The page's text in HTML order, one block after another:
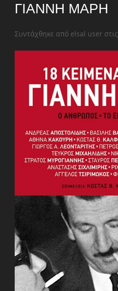
ΓΙΆΝΝΗ ΜΑΡΉ
Συντάχθηκε από elsal user στις